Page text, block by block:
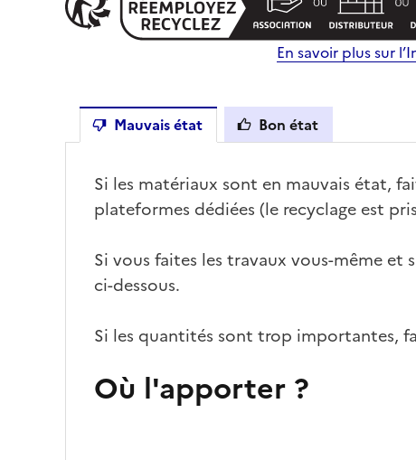
En savoir plus sur
Mauvais état Bon état
Si les matériaux sont en mauvais état,
plateformes dédiées (le recyclage est
Si vous faites les travaux vous-même
ci-dessous.
Si les quantités sont trop importantes,
Où l'apporter ?